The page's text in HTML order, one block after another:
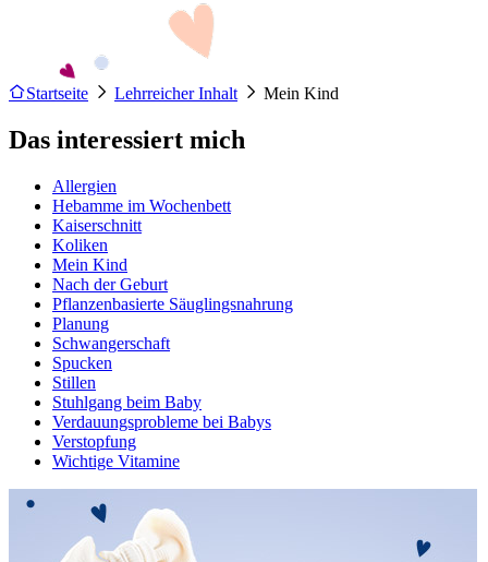
Startseite Lehrreicher Inhalt Mein Kind
Das interessiert mich
Allergien
Hebamme im Wochenbett
Kaiserschnitt
Koliken
Mein Kind
Nach der Geburt
Pflanzenbasierte Säuglingsnahrung
Planung
Schwangerschaft
Spucken
Stillen
Stuhlgang beim Baby
Verdauungsprobleme bei Babys
Verstopfung
Wichtige Vitamine